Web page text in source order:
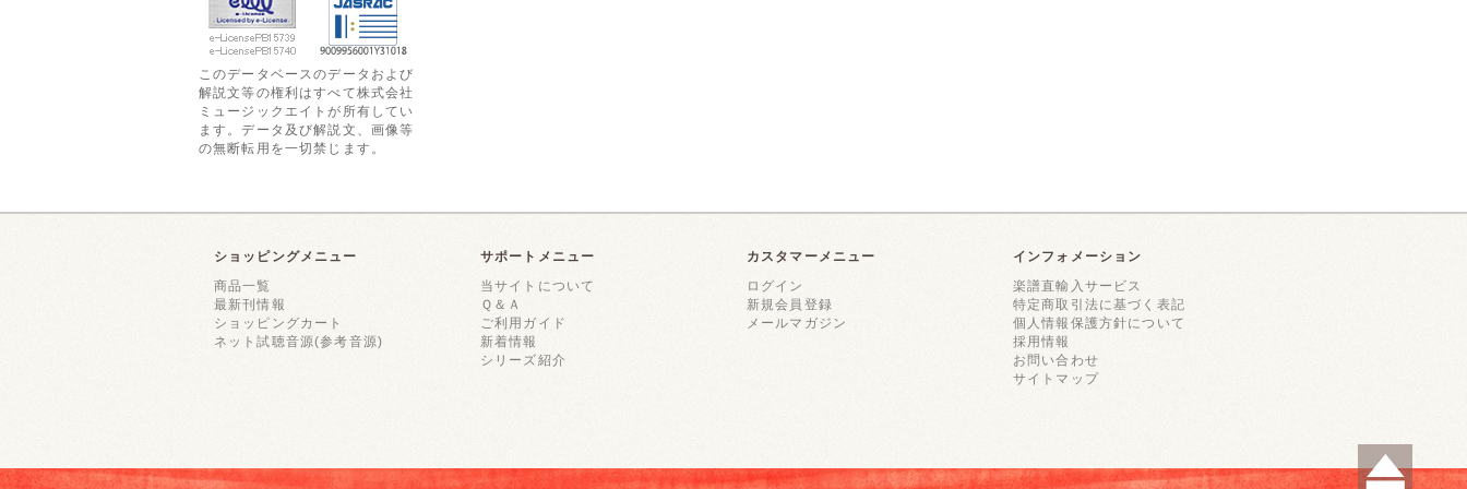
このデータベースのデータおよび
解説文等の権利はすべて株式会社
ミュージックエイトが所有してい
ます。データ及び解説文、画像等
の無断転用を一切禁じます。
ショッピングメニュー
商品一覧
最新刊情報
ショッピングカート
ネット試聴音源(参考音源)
サポートメニュー
当サイトについて
Ｑ＆Ａ
ご利用ガイド
新着情報
シリーズ紹介
カスタマーメニュー
ログイン
新規会員登録
メールマガジン
インフォメーション
楽譜直輸入サービス
特定商取引法に基づく表記
個人情報保護方針について
採用情報
お問い合わせ
サイトマップ